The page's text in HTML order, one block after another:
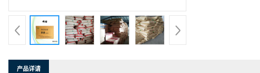
产品详请